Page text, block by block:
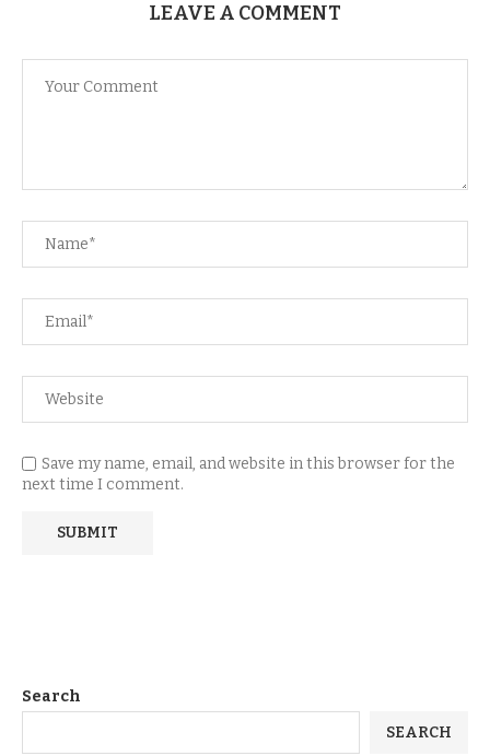
LEAVE A COMMENT
Save my name, email, and website in this browser for the
next time I comment.
Search
SEARCH